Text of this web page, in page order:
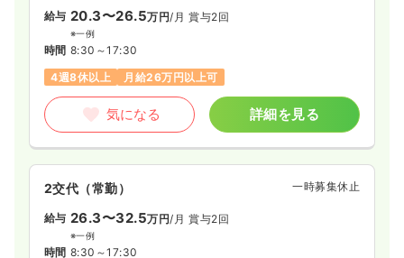
給与 20.3〜26.5万円/月 賞与2回
※一例
時間 8:30～17:30
4週8休以上
月給26万円以上可
気になる 詳細を見る
2交代（常勤） 一時募集休止
給与 26.3〜32.5万円/月 賞与2回
※一例
時間 8:30～17:30